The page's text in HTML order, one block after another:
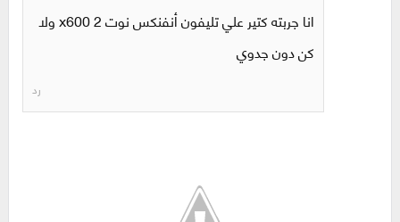
انا جربته كتير علي تليفون أنفنكس نوت 2 x600 ولا
كن دون جدوي
رد